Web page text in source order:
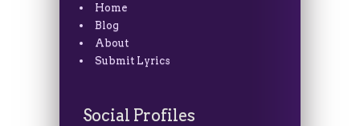
Home
Blog
About
Submit Lyrics
Social Profiles